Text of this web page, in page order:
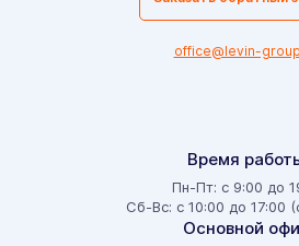
Время
Пн-Пт: с 9:00 до
Сб-Вс: с 10:00 до 17:00
Основной
office@levin-